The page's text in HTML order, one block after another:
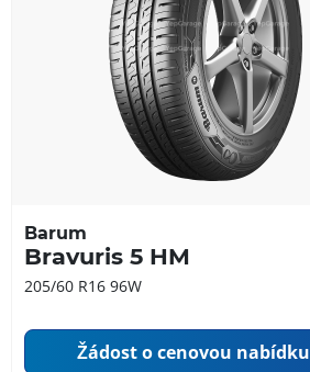
Barum
Bravuris 5 HM
205/60 R16 96W
Žádost o cenovou nabídku